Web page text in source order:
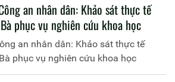
an nhân dân: Khảo sát thực tế
phục vụ nghiên cứu khoa học
an nhân dân: Khảo sát thực tế
phục vụ nghiên cứu khoa học